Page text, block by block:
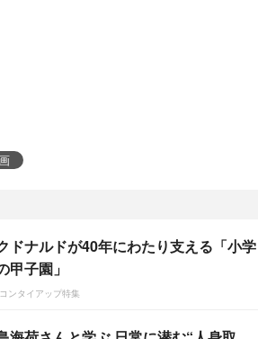
ドナルドが40年にわたり支える「小学
甲子園」
ンタイアップ特集